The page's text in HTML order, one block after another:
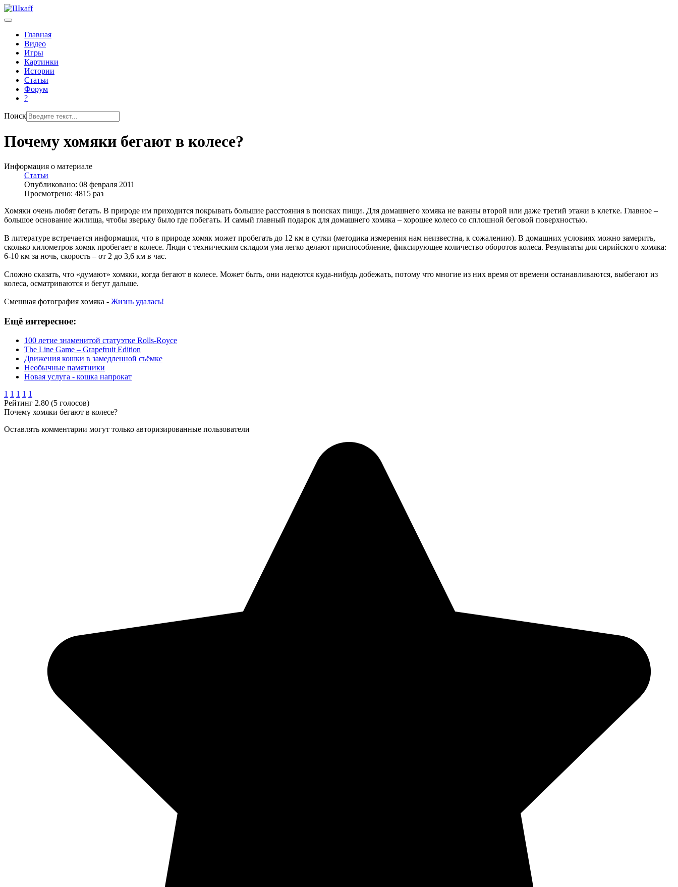
Главная
Видео
Игры
Картинки
Истории
Статьи
Форум
?
Поиск
Почему хомяки бегают в колесе?
Информация о материале
Статьи
Опубликовано: 08 февраля 2011
Просмотрено: 4815 раз
Хомяки очень любят бегать. В природе им приходится покрывать большие расстояния в поисках пищи. Для домашнего хомяка не важны второй или даже третий этажи в клетке. Главное –
большое основание жилища, чтобы зверьку было где побегать. И самый главный подарок для домашнего хомяка – хорошее колесо со сплошной беговой поверхностью.
В литературе встречается информация, что в природе хомяк может пробегать до 12 км в сутки (методика измерения нам неизвестна, к сожалению). В домашних условиях можно замерить,
сколько километров хомяк пробегает в колесе. Люди с техническим складом ума легко делают приспособление, фиксирующее количество оборотов колеса. Результаты для сирийского хомяка:
6-10 км за ночь, скорость – от 2 до 3,6 км в час.
Сложно сказать, что «думают» хомяки, когда бегают в колесе. Может быть, они надеются куда-нибудь добежать, потому что многие из них время от времени останавливаются, выбегают из
колеса, осматриваются и бегут дальше.
Смешная фотография хомяка - Жизнь удалась!
Ещё интересное:
100 летие знаменитой статуэтке Rolls-Royce
The Line Game – Grapefruit Edition
Движения кошки в замедленной съёмке
Необычные памятники
Новая услуга - кошка напрокат
1 1 1 1 1
Рейтинг 2.80 (5 голосов)
Почему хомяки бегают в колесе?
Оставлять комментарии могут только авторизированные пользователи